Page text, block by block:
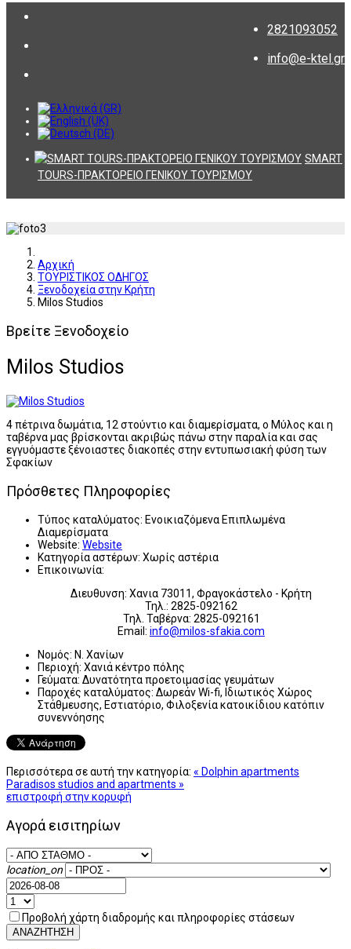
2821093052
info@e-ktel.gr
SMART
TOURS-ΠΡΑΚΤΟΡΕΙΟ ΓΕΝΙΚΟΥ ΤΟΥΡΙΣΜΟΥ
Αρχική
ΤΟΥΡΙΣΤΙΚΟΣ ΟΔΗΓΟΣ
Ξενοδοχεία στην Κρήτη
Milos Studios
Βρείτε Ξενοδοχείο
Milos Studios
4 πέτρινα δωμάτια, 12 στούντιο και διαμερίσματα, ο Μύλος και η
ταβέρνα μας βρίσκονται ακριβώς πάνω στην παραλία και σας
εγγυόμαστε ξένοιαστες διακοπές στην εντυπωσιακή φύση των
Σφακίων
Πρόσθετες Πληροφορίες
Τύπος καταλύματος: Ενοικιαζόμενα Επιπλωμένα
Διαμερίσματα
Website: Website
Κατηγορία αστέρων: Χωρίς αστέρια
Επικοινωνία:
Διευθυνση: Χανια 73011, Φραγοκάστελο - Κρήτη
Τηλ.: 2825-092162
Τηλ. Ταβέρνα: 2825-092161
Email: info@milos-sfakia.com
Νομός: Ν. Χανίων
Περιοχή: Χανιά κέντρο πόλης
Γεύματα: Δυνατότητα προετοιμασίας γευμάτων
Παροχές καταλύματος: Δωρεάν Wi-fi, Ιδιωτικός Χώρος
Στάθμευσης, Εστιατόριο, Φιλοξενία κατοικίδιου κατόπιν
συνεννόησης
Περισσότερα σε αυτή την κατηγορία: « Dolphin apartments
Paradisos studios and apartments »
επιστροφή στην κορυφή
Αγορά εισιτηρίων
location_on
Προβολή χάρτη διαδρομής και πληροφορίες στάσεων
ΑΝΑΖΗΤΗΣΗ